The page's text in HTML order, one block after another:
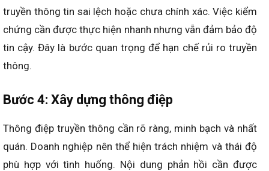
truyền thông tin sai lệch hoặc chưa chính xác. Việc kiểm
chứng cần được thực hiện nhanh nhưng vẫn đảm bảo độ
tin cậy. Đây là bước quan trọng để hạn chế rủi ro truyền
thông.
Bước 4: Xây dựng thông điệp
Thông điệp truyền thông cần rõ ràng, minh bạch và nhất
quán. Doanh nghiệp nên thể hiện trách nhiệm và thái độ
phù hợp với tình huống. Nội dung phản hồi cần được